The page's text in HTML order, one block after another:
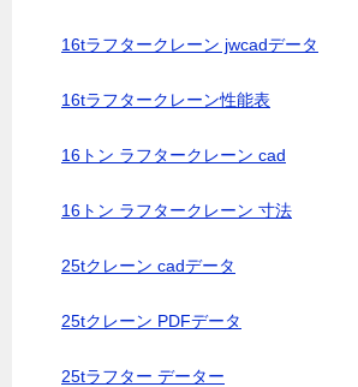
16tラフタークレーン jwcadデータ
16tラフタークレーン性能表
16トン ラフタークレーン cad
16トン ラフタークレーン 寸法
25tクレーン cadデータ
25tクレーン PDFデータ
25tラフター データー